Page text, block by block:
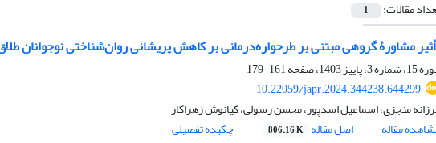
مقالات: 1
مشاورۀ گروهی مبتنی بر طرحواره‌درمانی بر کاهش پریشانی روان‌شناختی نوجوانان
3، پاییز 1403، صفحه
161-179
10.22059/japr.2024.344238.644299
منجزی، اسماعیل اسدپور، محسن رسولی، کیانوش زهراکار
مقاله
اصل مقاله 806.16 K چکیده تفصیلی